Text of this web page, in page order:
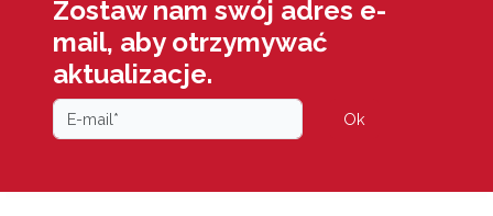
Zostaw nam swój adres e-
mail, aby otrzymywać
aktualizacje.
Ok